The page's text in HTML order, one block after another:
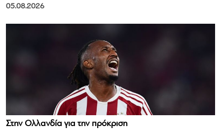
05.08.2026
Στην Ολλανδία για την πρόκριση